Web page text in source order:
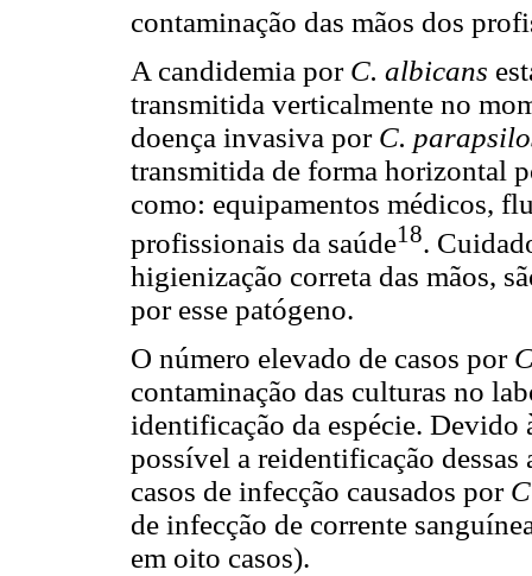
contaminação das mãos dos
A candidemia por C. albicans
transmitida verticalmente no
doença invasiva por C.
transmitida de forma horizontal
como: equipamentos médicos,
profissionais da saúde18.
higienização correta das mãos,
por esse patógeno.
O número elevado de casos por
contaminação das culturas no
identificação da espécie. Devido
possível a reidentificação dessas
casos de infecção causados por
de infecção de corrente
em oito casos).